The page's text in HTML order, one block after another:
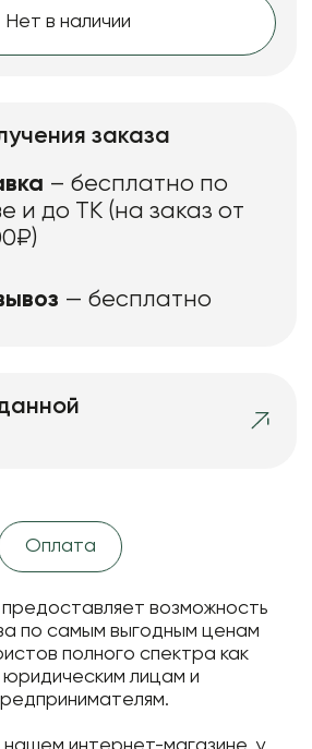
Нет в наличии
заказа
– бесплатно по
и до ТК (на заказ от
— бесплатно
Оплата
возможность
по самым выгодным ценам
полного спектра как
юридическим лицам и